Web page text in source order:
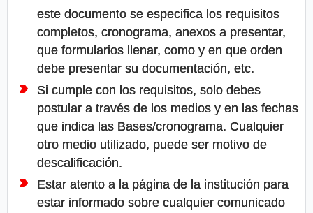
este documento se especifica los requisitos
completos, cronograma, anexos a presentar,
que formularios llenar, como y en que orden
debe presentar su documentación, etc.
Si cumple con los requisitos, solo debes
postular a través de los medios y en las fechas
que indica las Bases/cronograma. Cualquier
otro medio utilizado, puede ser motivo de
descalificación.
Estar atento a la página de la institución para
estar informado sobre cualquier comunicado